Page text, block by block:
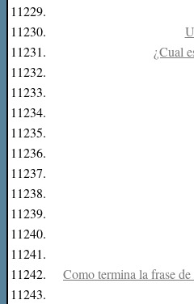
11229.
11230.
11231.
¿Cual
11232.
11233.
11234.
11235.
11236.
11237.
11238.
11239.
11240.
11241.
11242.
Como termina la frase
11243.